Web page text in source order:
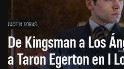
HACE 14 HORAS
De Kingsman a Los
a Taron Egerton en I